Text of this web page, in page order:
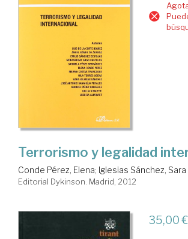
Terrorismo y legalidad
Conde Pérez, Elena; Iglesias Sánchez, Sara
Editorial Dykinson. Madrid, 2012
35,00 €